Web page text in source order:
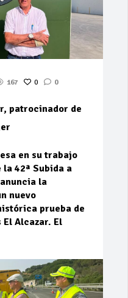
167 0 0
patrocinador de
en su trabajo
42ª Subida a
la
nuevo
prueba de
Alcazar. El